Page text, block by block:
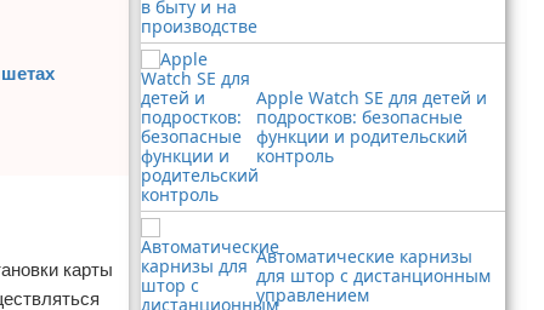
карты
Apple Watch SE для детей и
подростков: безопасные
функции и родительский
контроль
Автоматические карнизы
для штор с дистанционным
управлением